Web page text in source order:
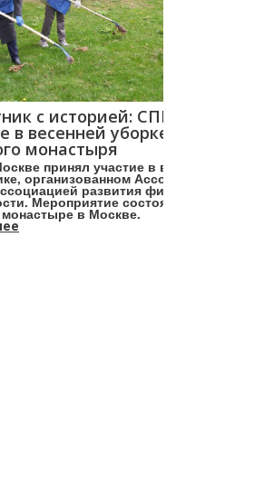
с историей: СПР принял
в весенней уборке в саду
монастыря
принял участие в весеннем
организованном Ассоциацией «НП
развития финансовой
Мероприятие состоялось в
в Москве.